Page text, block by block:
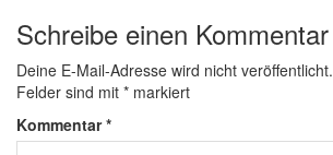
Schreibe einen Kommentar
Deine E-Mail-Adresse wird nicht veröffentlicht.
Felder sind mit * markiert
Kommentar*